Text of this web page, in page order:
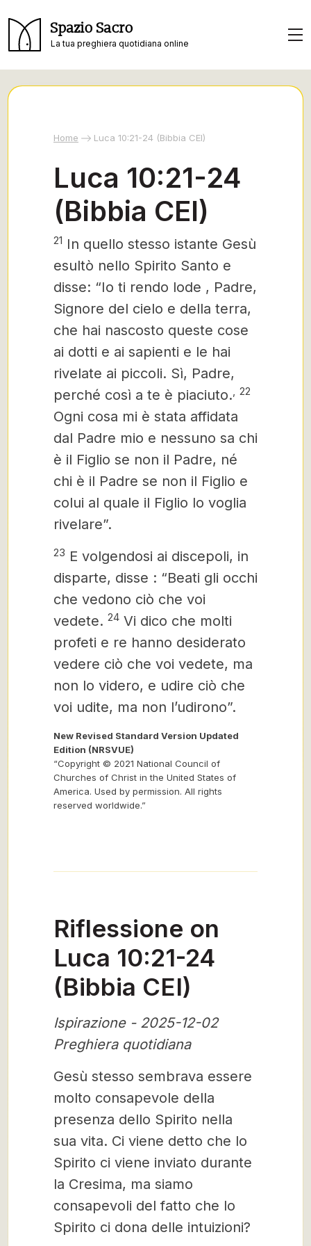
Spazio Sacro
La tua preghiera quotidiana online
Home Luca 10:21-24 (Bibbia CEI)
Luca 10:21-24
(Bibbia CEI)
21 In quello stesso istante Gesù
esultò nello Spirito Santo e
disse: “Io ti rendo lode , Padre,
Signore del cielo e della terra,
che hai nascosto queste cose
ai dotti e ai sapienti e le hai
rivelate ai piccoli. Sì, Padre,
perché così a te è piaciuto. 22
Ogni cosa mi è stata affidata
dal Padre mio e nessuno sa chi
è il Figlio se non il Padre, né
chi è il Padre se non il Figlio e
colui al quale il Figlio lo voglia
rivelare”.
23 E volgendosi ai discepoli, in
disparte, disse : “Beati gli occhi
che vedono ciò che voi
vedete. 24 Vi dico che molti
profeti e re hanno desiderato
vedere ciò che voi vedete, ma
non lo videro, e udire ciò che
voi udite, ma non l’udirono”.
New Revised Standard Version Updated
Edition (NRSVUE)
“Copyright © 2021 National Council of
Churches of Christ in the United States of
America. Used by permission. All rights
reserved worldwide.”
Riflessione on
Luca 10:21-24
(Bibbia CEI)
Ispirazione - 2025-12-02
Preghiera quotidiana
Gesù stesso sembrava essere
molto consapevole della
presenza dello Spirito nella
sua vita. Ci viene detto che lo
Spirito ci viene inviato durante
la Cresima, ma siamo
consapevoli del fatto che lo
Spirito ci dona delle intuizioni?